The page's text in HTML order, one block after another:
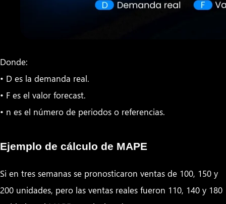
Donde:
• D es la demanda real.
• F es el valor forecast.
• n es el número de periodos o referencias.
Ejemplo de cálculo de MAPE
Si en tres semanas se pronosticaron ventas de 100, 150 y
200 unidades, pero las ventas reales fueron 110, 140 y 180